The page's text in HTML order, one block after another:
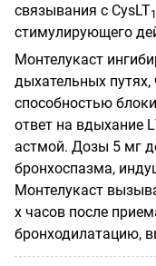
связывания с CysLT1
стимулирующего
Монтелукаст
дыхательных путях,
способностью
ответ на вдыхание
астмой. Дозы 5 мг
бронхоспазма,
Монтелукаст
х часов после
бронходилатацию,